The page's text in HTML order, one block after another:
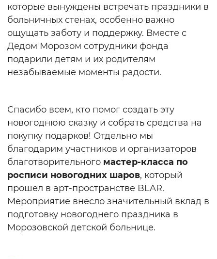
которые вынуждены встречать праздники в
больничных стенах, особенно важно
ощущать заботу и поддержку. Вместе с
Дедом Морозом сотрудники фонда
подарили детям и их родителям
незабываемые моменты радости.
Спасибо всем, кто помог создать эту
новогоднюю сказку и собрать средства на
покупку подарков! Отдельно мы
благодарим участников и организаторов
благотворительного мастер-класса по
росписи новогодних шаров, который
прошел в арт-пространстве BLAR.
Мероприятие внесло значительный вклад в
подготовку новогоднего праздника в
Морозовской детской больнице.